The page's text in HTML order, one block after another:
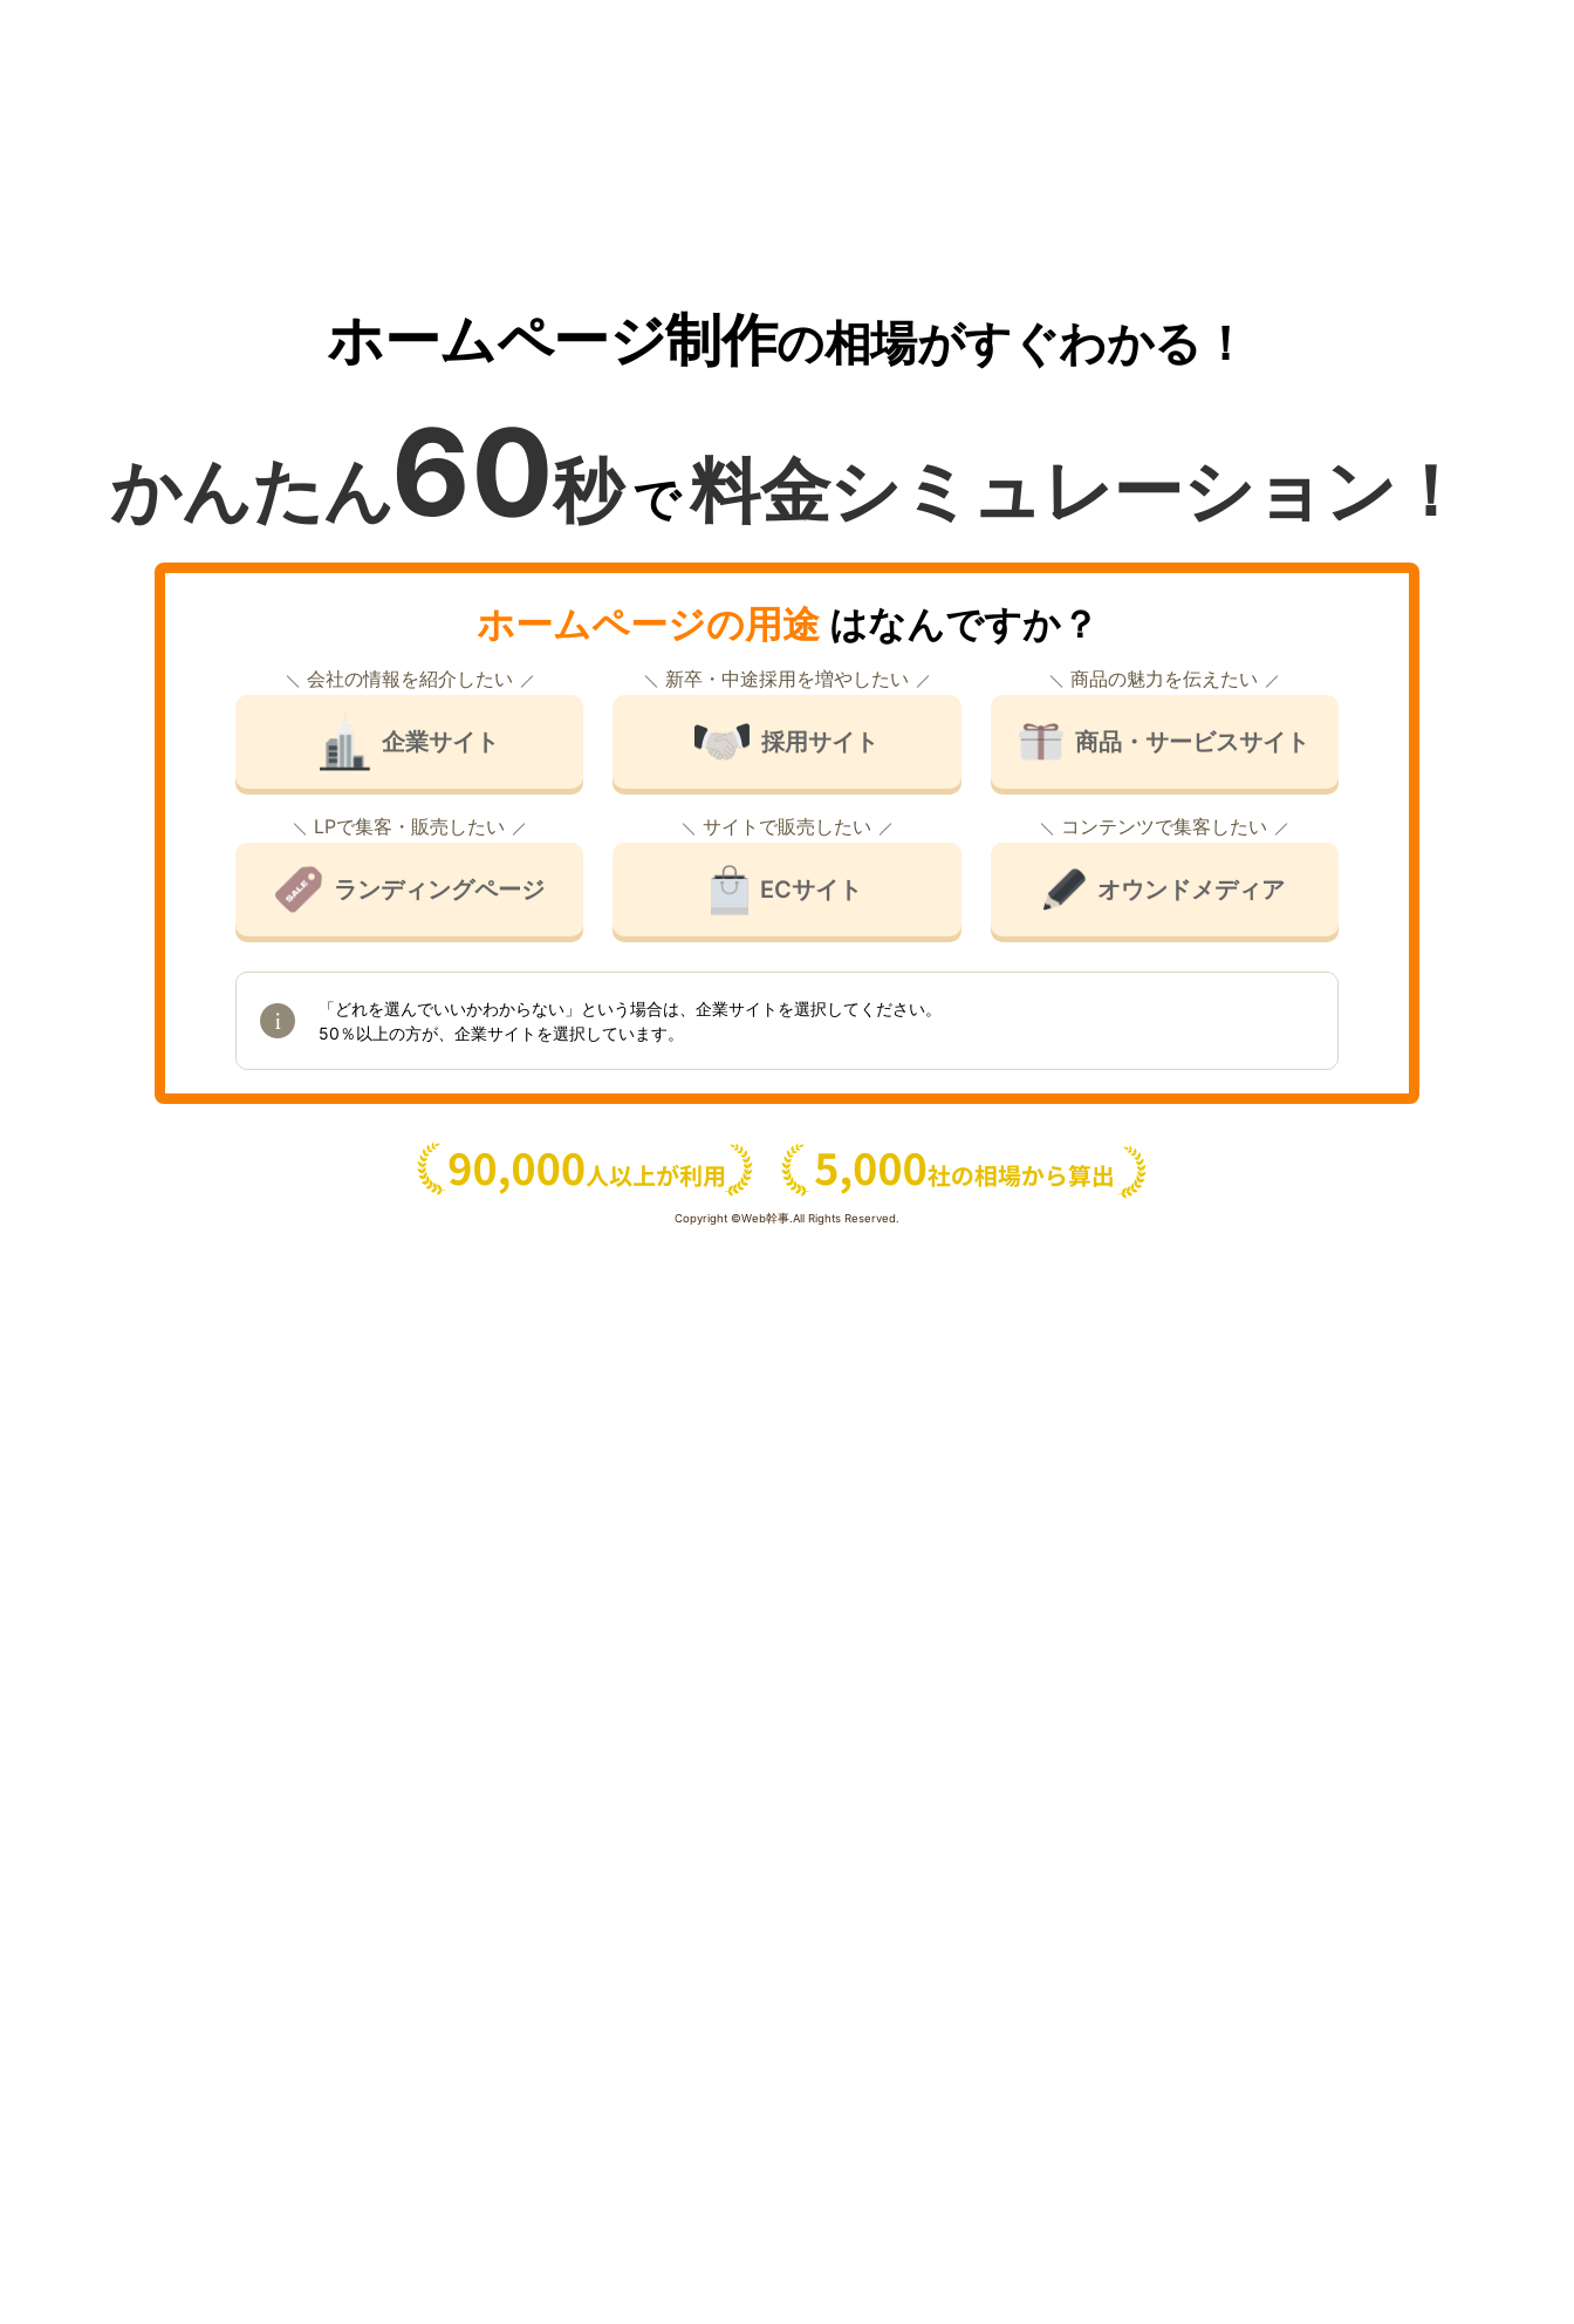
ホームページ制作の相場がすぐわかる！
かんたん60秒で料金シミュレーション！
ホームページの用途はなんですか？
会社の情報を紹介したい
企業サイト
新卒・中途採用を増やしたい
採用サイト
商品の魅力を伝えたい
商品・サービスサイト
LPで集客・販売したい
ランディングページ
サイトで販売したい
ECサイト
コンテンツで集客したい
オウンドメディア
「どれを選んでいいかわからない」という場合は、企業サイトを選択してください。
50％以上の方が、企業サイトを選択しています。
Copyright ©Web幹事.All Rights Reserved.